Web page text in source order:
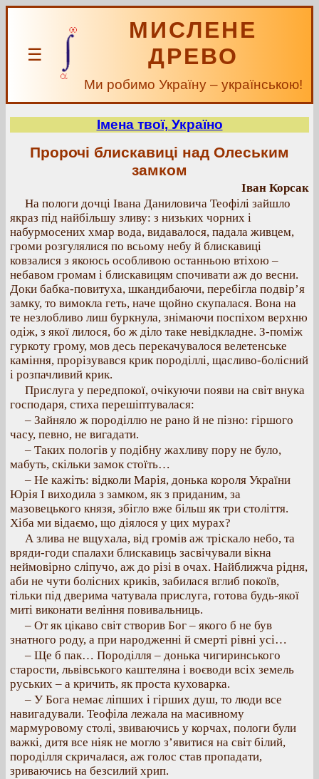
☰
МИСЛЕНЕ
ДРЕВО
Ми робимо Україну – українською!
Імена твої, Україно
Пророчі блискавиці над Олеським
замком
Іван Корсак
На пологи дочці Івана Даниловича Теофілі зайшло
якраз під найбільшу зливу: з низьких чорних і
набурмосених хмар вода, видавалося, падала живцем,
громи розгулялися по всьому небу й блискавиці
ковзалися з якоюсь особливою останньою втіхою –
небавом громам і блискавицям спочивати аж до весни.
Доки бабка-повитуха, шкандибаючи, перебігла подвір’я
замку, то вимокла геть, наче щойно скупалася. Вона на
те незлобливо лиш буркнула, знімаючи поспіхом верхню
одіж, з якої лилося, бо ж діло таке невідкладне. З-поміж
гуркоту грому, мов десь перекачувалося велетенське
каміння, прорізувався крик породіллі, щасливо-болісний
і розпачливий крик.
Прислуга у передпокої, очікуючи появи на світ внука
господаря, стиха перешіптувалася:
– Зайняло ж породіллю не рано й не пізно: гіршого
часу, певно, не вигадати.
– Таких пологів у подібну жахливу пору не було,
мабуть, скільки замок стоїть…
– Не кажіть: відколи Марія, донька короля України
Юрія І виходила з замком, як з приданим, за
мазовецького князя, збігло вже більш як три століття.
Хіба ми відаємо, що діялося у цих мурах?
А злива не вщухала, від громів аж тріскало небо, та
вряди-годи спалахи блискавиць засвічували вікна
неймовірно сліпучо, аж до різі в очах. Найближча рідня,
аби не чути болісних криків, забилася вглиб покоїв,
тільки під дверима чатувала прислуга, готова будь-якої
миті виконати веління повивальниць.
– От як цікаво світ створив Бог – якого б не був
знатного роду, а при народженні й смерті рівні усі…
– Ще б пак… Породілля – донька чигиринського
старости, львівського каштеляна і воєводи всіх земель
руських – а кричить, як проста куховарка.
– У Бога немає ліпших і гірших душ, то люди все
навигадували. Теофіла лежала на масивному
мармуровому столі, звиваючись у корчах, пологи були
важкі, дитя все ніяк не могло з’явитися на світ білий,
породілля скричалася, аж голос став пропадати,
зриваючись на безсилий хрип.